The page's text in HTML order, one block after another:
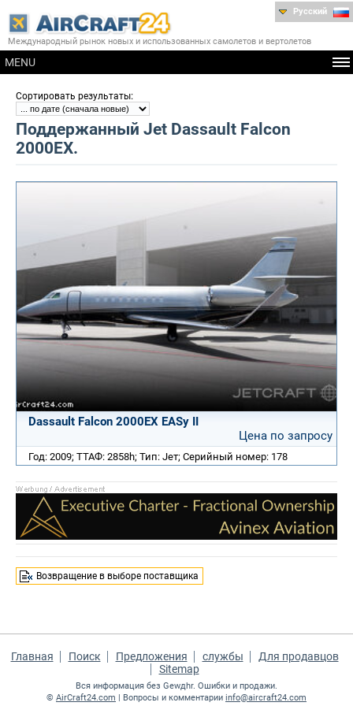
Международный рынок новых и использованных самолетов и вертолетов
MENU
Русский
Сортировать результаты:
Поддержанный Jet Dassault Falcon
2000EX.
Dassault Falcon 2000EX EASy II
Цена по запросу
Год: 2009; ТТАФ: 2858h; Тип: Jет; Серийный номер: 178
Возвращение в выборе поставщика
Главная Поиск Предложения службы
Для продавцов
Sitemap
Вся информация без Gewдhr. Ошибки и продажи.
© AirCraft24.com | Вопросы и комментарии info@aircraft24.com